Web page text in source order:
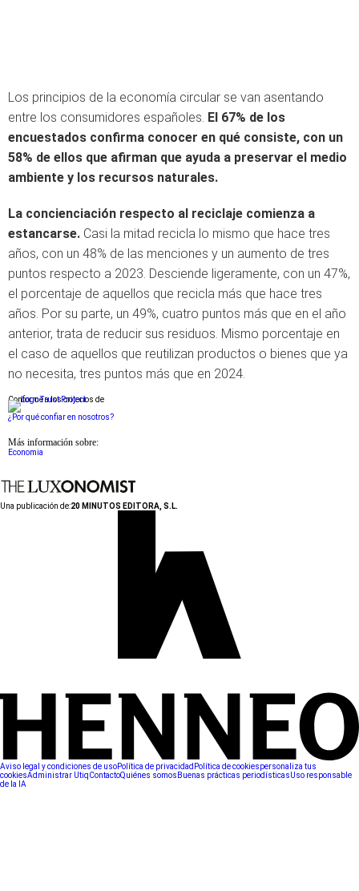
Los principios de la economía circular se van asentando
entre los consumidores españoles. El 67% de los
encuestados confirma conocer en qué consiste, con un
58% de ellos que afirman que ayuda a preservar el medio
ambiente y los recursos naturales.
La concienciación respecto al reciclaje comienza a
estancarse. Casi la mitad recicla lo mismo que hace tres
años, con un 48% de las menciones y un aumento de tres
puntos respecto a 2023. Desciende ligeramente, con un 47%,
el porcentaje de aquellos que recicla más que hace tres
años. Por su parte, un 49%, cuatro puntos más que en el año
anterior, trata de reducir sus residuos. Mismo porcentaje en
el caso de aquellos que reutilizan productos o bienes que ya
no necesita, tres puntos más que en 2024.
Conforme a los criterios de
¿Por qué confiar en nosotros?
Más información sobre:
Economia
Una publicación de:20 MINUTOS EDITORA, S.L.
Aviso legal y condiciones de usoPolítica de privacidad Política de cookiespersonaliza tus
cookiesAdministrar UtiqContactoQuiénes somos Buenas prácticas periodísticasUso responsable
de la IA